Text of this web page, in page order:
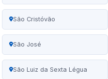
São Cristóvão
São José
São Luiz da Sexta Légua